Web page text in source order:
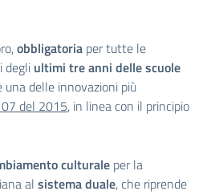
obbligatoria per tutte le
degli ultimi tre anni delle scuole
una delle innovazioni più
del 2015, in linea con il principio
culturale per la
al sistema duale, che riprende